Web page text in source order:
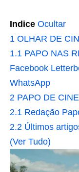
Indice Ocultar
1 OLHAR DE
1.1 PAPO NAS
Facebook
WhatsApp
2 PAPO DE
2.1 Redação
2.2 Últimos
(Ver Tudo)